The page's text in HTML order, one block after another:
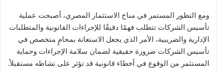
ومع التطور المستمر في مناخ الاستثمار المصري، أصبحت عملية
تأسيس الشركات تتطلب فهمًا دقيقًا للإجراءات القانونية والمتطلبات
الإدارية والضريبية، الأمر الذي يجعل الاستعانة بمحامٍ متخصص في
تأسيس الشركات ضرورة حقيقية لضمان سلامة الإجراءات وحماية
المستثمر من الوقوع في أخطاء قانونية قد تؤثر على نشاطه مستقبلاً.